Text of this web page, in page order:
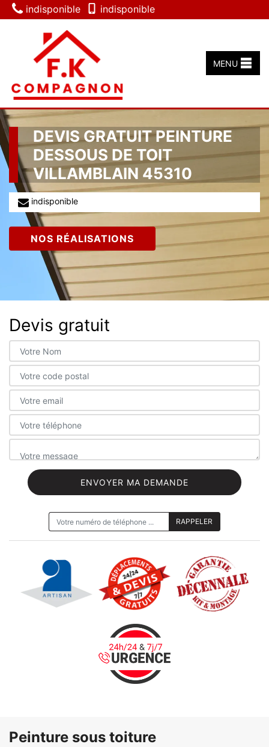
indisponible indisponible
MENU
DEVIS GRATUIT PEINTURE
DESSOUS DE TOIT
VILLAMBLAIN 45310
indisponible
NOS RÉALISATIONS
Devis gratuit
Peinture sous toiture